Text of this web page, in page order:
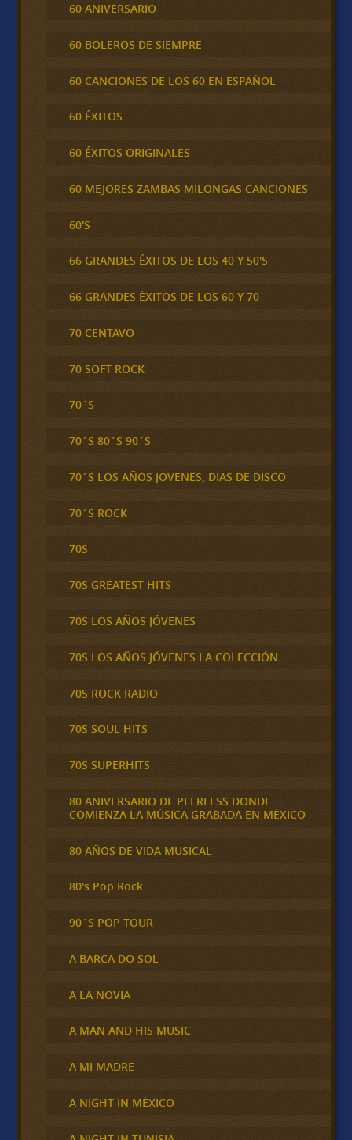
60 ANIVERSARIO
60 BOLEROS DE SIEMPRE
60 CANCIONES DE LOS 60 EN ESPAÑOL
60 ÉXITOS
60 ÉXITOS ORIGINALES
60 MEJORES ZAMBAS MILONGAS CANCIONES
60'S
66 GRANDES ÉXITOS DE LOS 40 Y 50'S
66 GRANDES ÉXITOS DE LOS 60 Y 70
70 CENTAVO
70 SOFT ROCK
70´S
70´S 80´S 90´S
70´S LOS AÑOS JOVENES, DIAS DE DISCO
70´S ROCK
70S
70S GREATEST HITS
70S LOS AÑOS JÓVENES
70S LOS AÑOS JÓVENES LA COLECCIÓN
70S ROCK RADIO
70S SOUL HITS
70S SUPERHITS
80 ANIVERSARIO DE PEERLESS DONDE
COMIENZA LA MÚSICA GRABADA EN MÉXICO
80 AÑOS DE VIDA MUSICAL
80's Pop Rock
90´S POP TOUR
A BARCA DO SOL
A LA NOVIA
A MAN AND HIS MUSIC
A MI MADRE
A NIGHT IN MÉXICO